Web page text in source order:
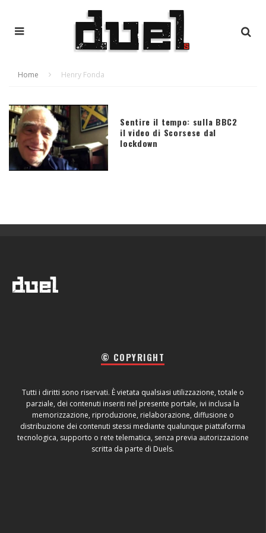
Home Henry Fonda
Sentire il tempo: sulla BBC2
il video di Scorsese dal
lockdown
© COPYRIGHT
Tutti i diritti sono riservati. È vietata qualsiasi utilizzazione, totale o
parziale, dei contenuti inseriti nel presente portale, ivi inclusa la
memorizzazione, riproduzione, rielaborazione, diffusione o
distribuzione dei contenuti stessi mediante qualunque piattaforma
tecnologica, supporto o rete telematica, senza previa autorizzazione
scritta da parte di Duels.